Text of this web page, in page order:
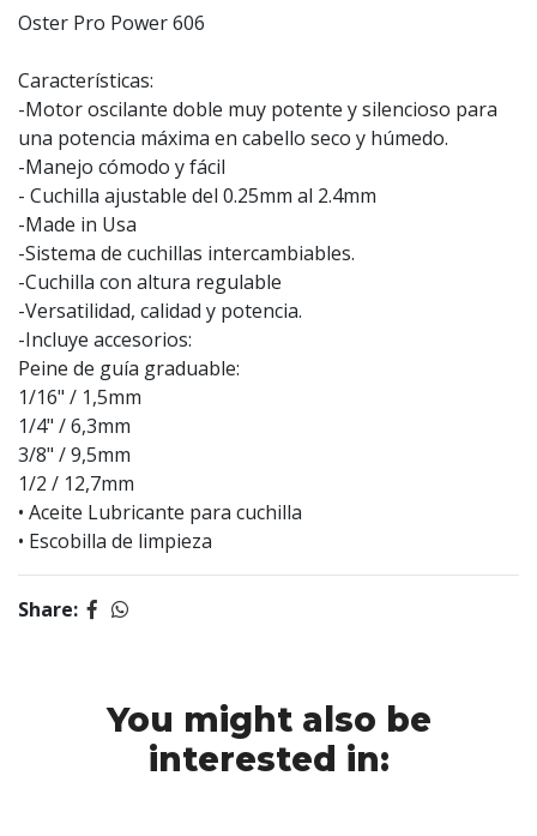
Oster Pro Power 606
Características:
-Motor oscilante doble muy potente y silencioso para
una potencia máxima en cabello seco y húmedo.
-Manejo cómodo y fácil
- Cuchilla ajustable del 0.25mm al 2.4mm
-Made in Usa
-Sistema de cuchillas intercambiables.
-Cuchilla con altura regulable
-Versatilidad, calidad y potencia.
-Incluye accesorios:
Peine de guía graduable:
1/16" / 1,5mm
1/4" / 6,3mm
3/8" / 9,5mm
1/2 / 12,7mm
• Aceite Lubricante para cuchilla
• Escobilla de limpieza
Share:
You might also be
interested in: